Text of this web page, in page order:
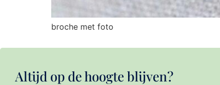
broche met foto
Altijd op de hoogte blijven?